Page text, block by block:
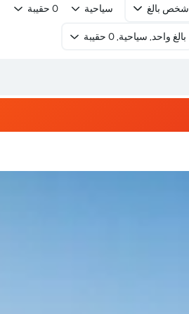
شخص بالغ سياحية 0 حقيبة
بالغ واحد, سياحية, 0 حقيبة